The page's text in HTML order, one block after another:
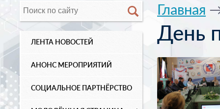
ЛЕНТА НОВОСТЕЙ
АНОНС МЕРОПРИЯТИЙ
СОЦИАЛЬНОЕ ПАРТНЁРСТВО
Главная
День